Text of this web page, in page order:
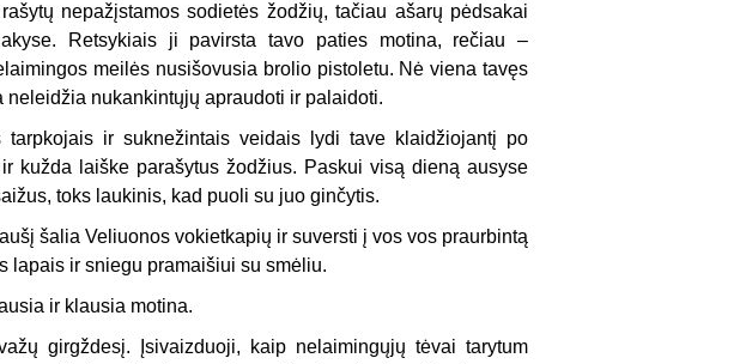
nepažįstamos sodietės žodžių, tačiau ašarų pėdsakai
Retsykiais ji pavirsta tavo paties motina, rečiau –
meilės nusišovusia brolio pistoletu. Nė viena tavęs
nukankintųjų apraudoti ir palaidoti.
ir suknežintais veidais lydi tave klaidžiojantį po
kužda laiške parašytus žodžius. Paskui visą dieną ausyse
toks laukinis, kad puoli su juo ginčytis.
šalia Veliuonos vokietkapių ir suversti į vos vos praurbintą
lapais ir sniegu pramaišiui su smėliu.
ir klausia motina.
girgždesį. Įsivaizduoji, kaip nelaimingųjų tėvai tarytum